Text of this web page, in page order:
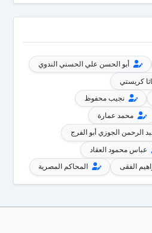
أبو الحسن علي الحسني الندوي
كريستي
نجيب محفوظ
محمد عمارة
الرحمن الجوزي أبو الفرج
عباس محمود العقاد
الفقى المحاكم المصرية